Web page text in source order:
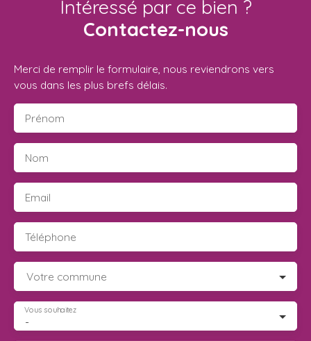
Intéressé par ce bien ?
Contactez-nous
Merci de remplir le formulaire, nous reviendrons vers
vous dans les plus brefs délais.
Prénom
Nom
Email
Téléphone
Votre commune
-
Vous souhaitez